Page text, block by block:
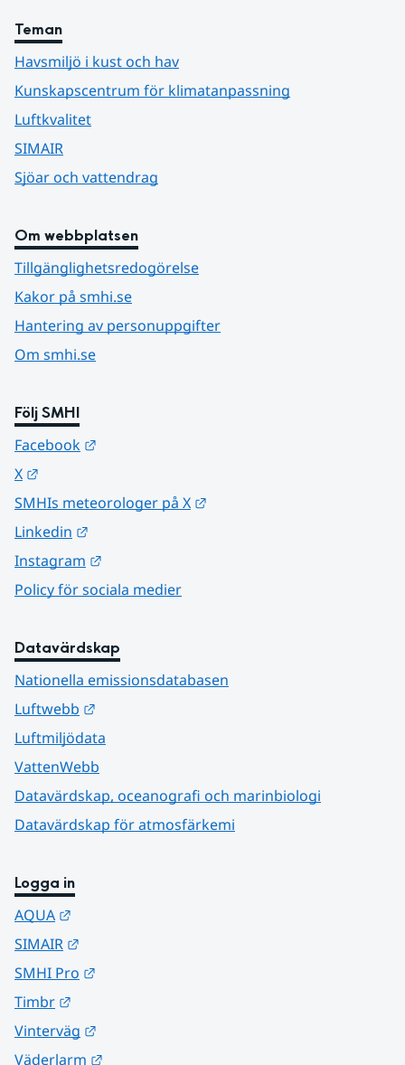
Teman
Havsmiljö i kust och hav
Kunskapscentrum för klimatanpassning
Luftkvalitet
SIMAIR
Sjöar och vattendrag
Om webbplatsen
Tillgänglighetsredogörelse
Kakor på smhi.se
Hantering av personuppgifter
Om smhi.se
Följ SMHI
Facebook
X
SMHIs meteorologer på X
Linkedin
Instagram
Policy för sociala medier
Datavärdskap
Nationella emissionsdatabasen
Luftwebb
Luftmiljödata
VattenWebb
Datavärdskap, oceanografi och marinbiologi
Datavärdskap för atmosfärkemi
Logga in
AQUA
SIMAIR
SMHI Pro
Timbr
Vinterväg
Väderlarm